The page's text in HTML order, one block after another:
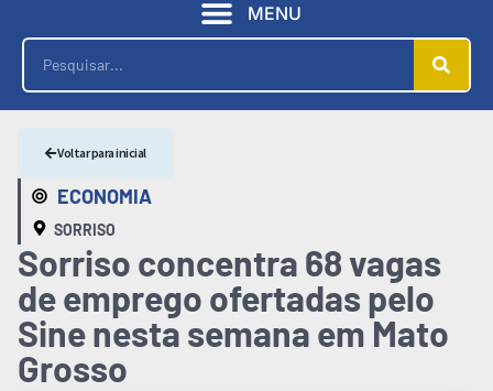
MENU
ECONOMIA
SORRISO
Voltar para inicial
Sorriso concentra 68 vagas
de emprego ofertadas pelo
Sine nesta semana em Mato
Grosso